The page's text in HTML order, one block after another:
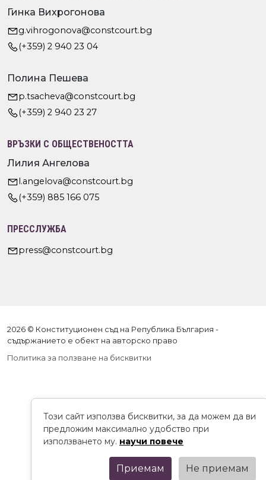
Гинка Вихрогонова
g.vihrogonova@constcourt.bg
(+359) 2 940 23 04
Полина Пешева
p.tsacheva@constcourt.bg
(+359) 2 940 23 27
ВРЪЗКИ С ОБЩЕСТВЕНОСТТА
Лилия Ангелова
l.angelova@constcourt.bg
(+359) 885 166 075
ПРЕССЛУЖБА
press@constcourt.bg
2026 © Конституционен съд на Република България -
съдържанието е обект на авторско право
Политика за ползване на бисквитки
Този сайт използва бисквитки, за да можем да ви
предложим максимално удобство при
използването му. научи повече
Приемам Не приемам